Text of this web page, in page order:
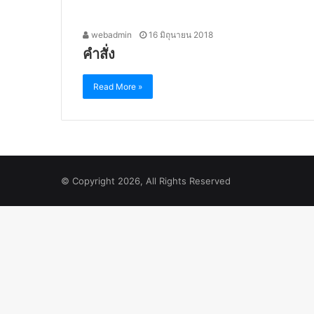
webadmin 16 มิถุนายน 2018
คำสั่ง
Read More »
© Copyright 2026, All Rights Reserved